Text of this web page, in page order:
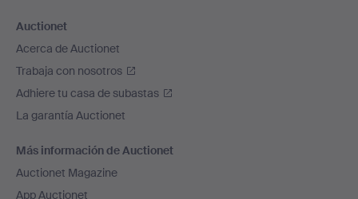
Auctionet
Acerca de Auctionet
Trabaja con nosotros
Adhiere tu casa de subastas
La garantía Auctionet
Más información de Auctionet
Auctionet Magazine
App Auctionet